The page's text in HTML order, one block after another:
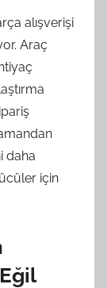
alışverişi
Araç
daha
için